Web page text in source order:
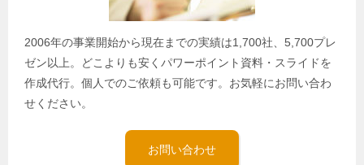
2006年の事業開始から現在までの実績は1,700社、5,700プレ
ゼン以上。どこよりも安くパワーポイント資料・スライドを
作成代行。個人でのご依頼も可能です。お気軽にお問い合わ
せください。
お問い合わせ